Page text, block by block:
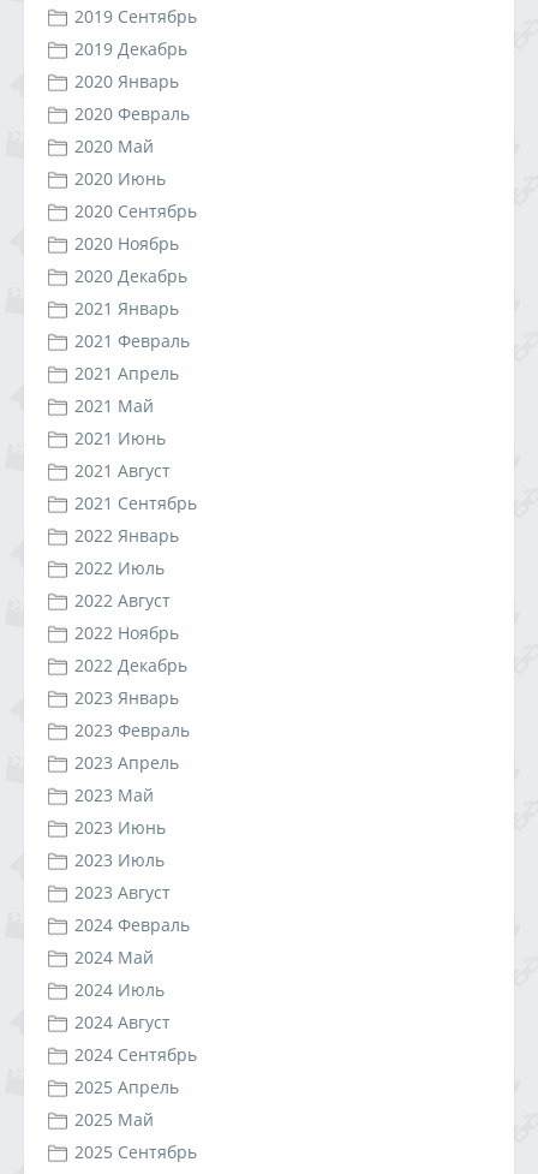
2019 Сентябрь
2019 Декабрь
2020 Январь
2020 Февраль
2020 Май
2020 Июнь
2020 Сентябрь
2020 Ноябрь
2020 Декабрь
2021 Январь
2021 Февраль
2021 Апрель
2021 Май
2021 Июнь
2021 Август
2021 Сентябрь
2022 Январь
2022 Июль
2022 Август
2022 Ноябрь
2022 Декабрь
2023 Январь
2023 Февраль
2023 Апрель
2023 Май
2023 Июнь
2023 Июль
2023 Август
2024 Февраль
2024 Май
2024 Июль
2024 Август
2024 Сентябрь
2025 Апрель
2025 Май
2025 Сентябрь